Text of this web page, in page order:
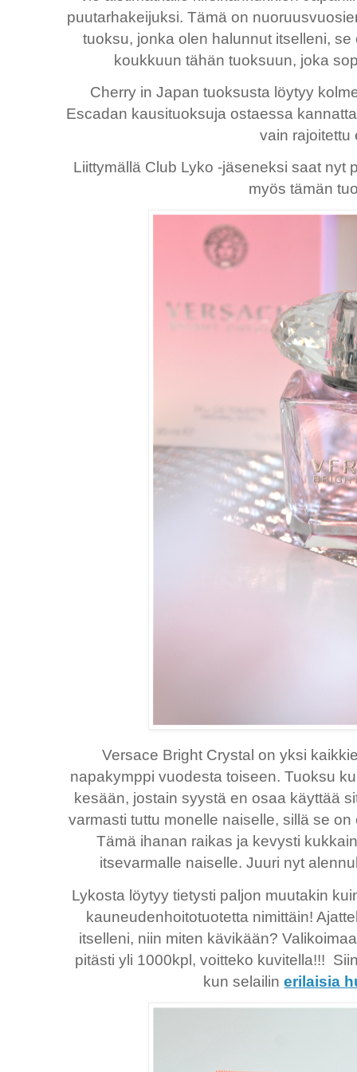
puutarhakeijuksi. Tämä on
tuoksu, jonka olen halunnut itselleni,
koukkuun tähän tuoksuun, joka
Cherry in Japan tuoksusta löytyy
Escadan kausituoksuja ostaessa
vain
Liittymällä Club Lyko -jäseneksi saat nyt
myös tämän
Versace Bright Crystal on yksi
napakymppi vuodesta toiseen. Tuoksu
kesään, jostain syystä en osaa käyttää
varmasti tuttu monelle naiselle, sillä se
Tämä ihanan raikas ja kevysti
itsevarmalle naiselle. Juuri nyt
Lykosta löytyy tietysti paljon muutakin
kauneudenhoitotuotetta nimittäin!
itselleni, niin miten kävikään?
pitästi yli 1000kpl, voitteko kuvitella!!!
kun selailinerilaisia